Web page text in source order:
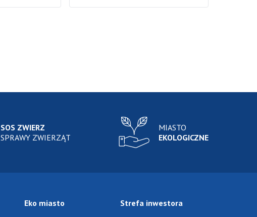
SOS ZWIERZ
SPRAWY ZWIERZĄT
MIASTO
EKOLOGICZNE
Eko miasto Strefa inwestora